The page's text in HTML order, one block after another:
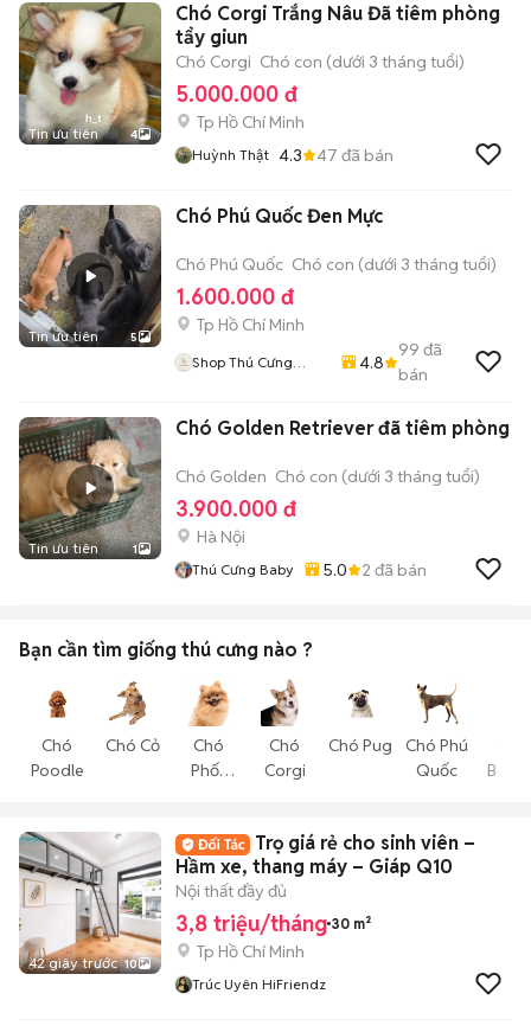
Tin ưu tiên 4
Chó Corgi Trắng Nâu Đã tiêm phòng
tẩy giun
Chó Corgi Chó con (dưới 3 tháng tuổi)
5.000.000 đ
Tp Hồ Chí Minh
Huỳnh Thật 4.3 47 đã bán
Tin ưu tiên 5
Chó Phú Quốc Đen Mực
Chó Phú Quốc Chó con (dưới 3 tháng tuổi)
1.600.000 đ
Tp Hồ Chí Minh
Shop Thú Cưng
4.8
99 đã
bán
Tin ưu tiên 1
Chó Golden Retriever đã tiêm phòng
Chó Golden Chó con (dưới 3 tháng tuổi)
3.900.000 đ
Hà Nội
Thú Cưng Baby 5.0 2 đã bán
Bạn cần tìm giống thú cưng nào ?
Chó
Poodle
Chó Cỏ
Chó
Phốc
Chó
Corgi
Chó Pug
Chó Phú
Quốc
42 giây trước 10
Trọ giá rẻ cho sinh viên –
Hầm xe, thang máy – Giáp Q10
Nội thất đầy đủ
3,8 triệu/tháng 30 m²
Tp Hồ Chí Minh
Trúc Uyên HiFriendz